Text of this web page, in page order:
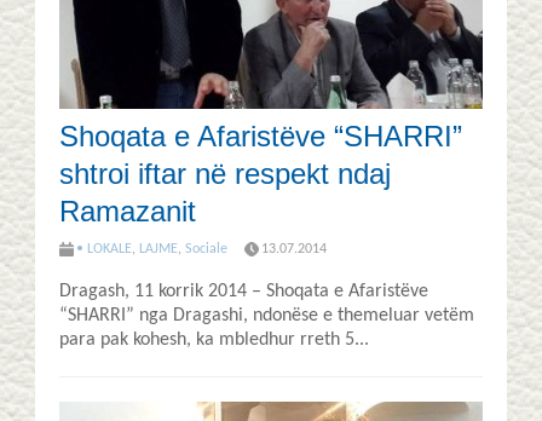
Shoqata e Afaristëve “SHARRI”
shtroi iftar në respekt ndaj
Ramazanit
• LOKALE, LAJME, Sociale 13.07.2014
Dragash, 11 korrik 2014 – Shoqata e Afaristëve
“SHARRI” nga Dragashi, ndonëse e themeluar vetëm
para pak kohesh, ka mbledhur rreth 5...